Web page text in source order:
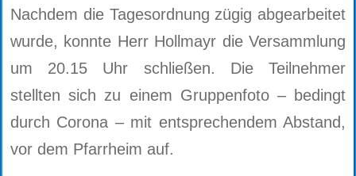
Nachdem die Tagesordnung zügig abgearbeitet
wurde, konnte Herr Hollmayr die Versammlung
um 20.15 Uhr schließen. Die Teilnehmer
stellten sich zu einem Gruppenfoto – bedingt
durch Corona – mit entsprechendem Abstand,
vor dem Pfarrheim auf.